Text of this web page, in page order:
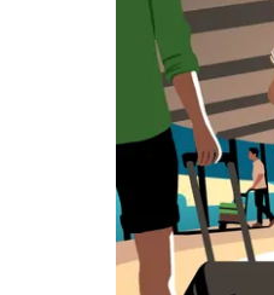
鈕
即
可
關